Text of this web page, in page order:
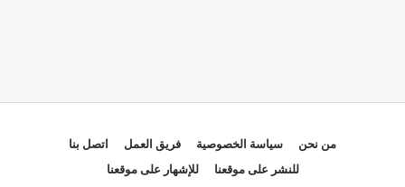
من نحن سياسة الخصوصية فريق العمل
اتصل بنا
للنشر على موقعنا
للإشهار على موقعنا